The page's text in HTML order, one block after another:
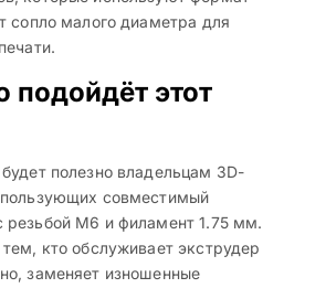
сопло малого диаметра для
подойдёт этот
полезно владельцам 3D-
совместимый
резьбой M6 и филамент 1.75 мм.
кто обслуживает экструдер
заменяет изношенные